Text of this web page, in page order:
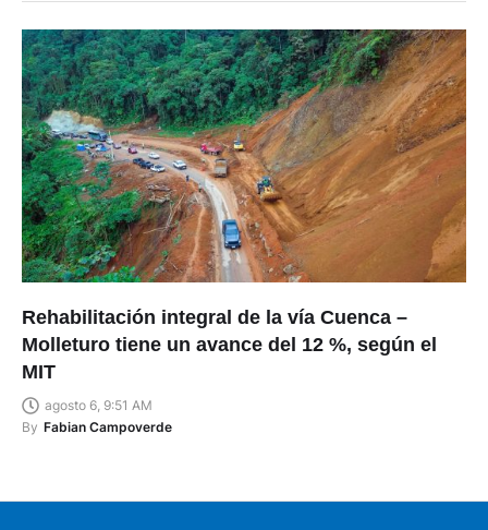
Rehabilitación integral de la vía Cuenca –
Molleturo tiene un avance del 12 %, según el
MIT
agosto 6, 9:51 AM
By Fabian Campoverde